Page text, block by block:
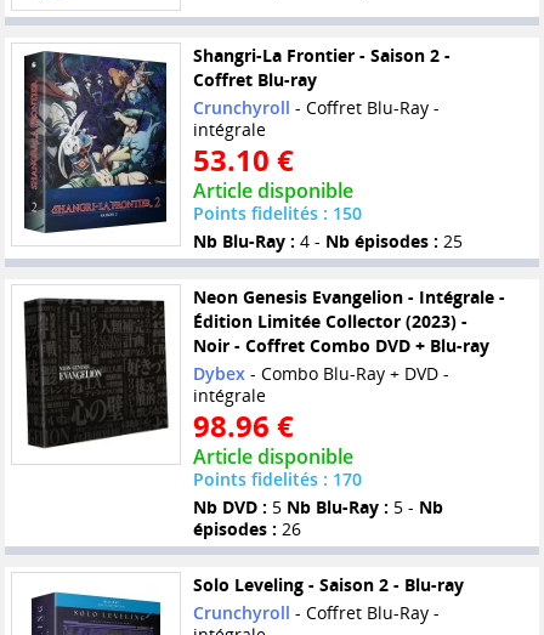
Shangri-La Frontier - Saison 2 -
Coffret Blu-ray
Crunchyroll - Coffret Blu-Ray -
intégrale
53.10 €
Article disponible
Points fidelités : 150
Nb Blu-Ray : 4 - Nb épisodes : 25
Neon Genesis Evangelion - Intégrale -
Édition Limitée Collector (2023) -
Noir - Coffret Combo DVD + Blu-ray
Dybex- Combo Blu-Ray + DVD -
intégrale
98.96 €
Article disponible
Points fidelités : 170
Nb DVD : 5 Nb Blu-Ray : 5 - Nb
épisodes : 26
Solo Leveling - Saison 2 - Blu-ray
Crunchyroll - Coffret Blu-Ray -